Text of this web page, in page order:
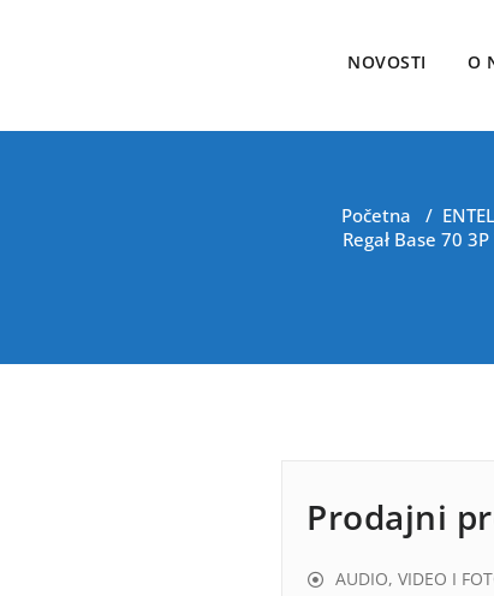
NOVOSTI O
Početna /
Regał Base 70
Prodajni
AUDIO, VIDEO I